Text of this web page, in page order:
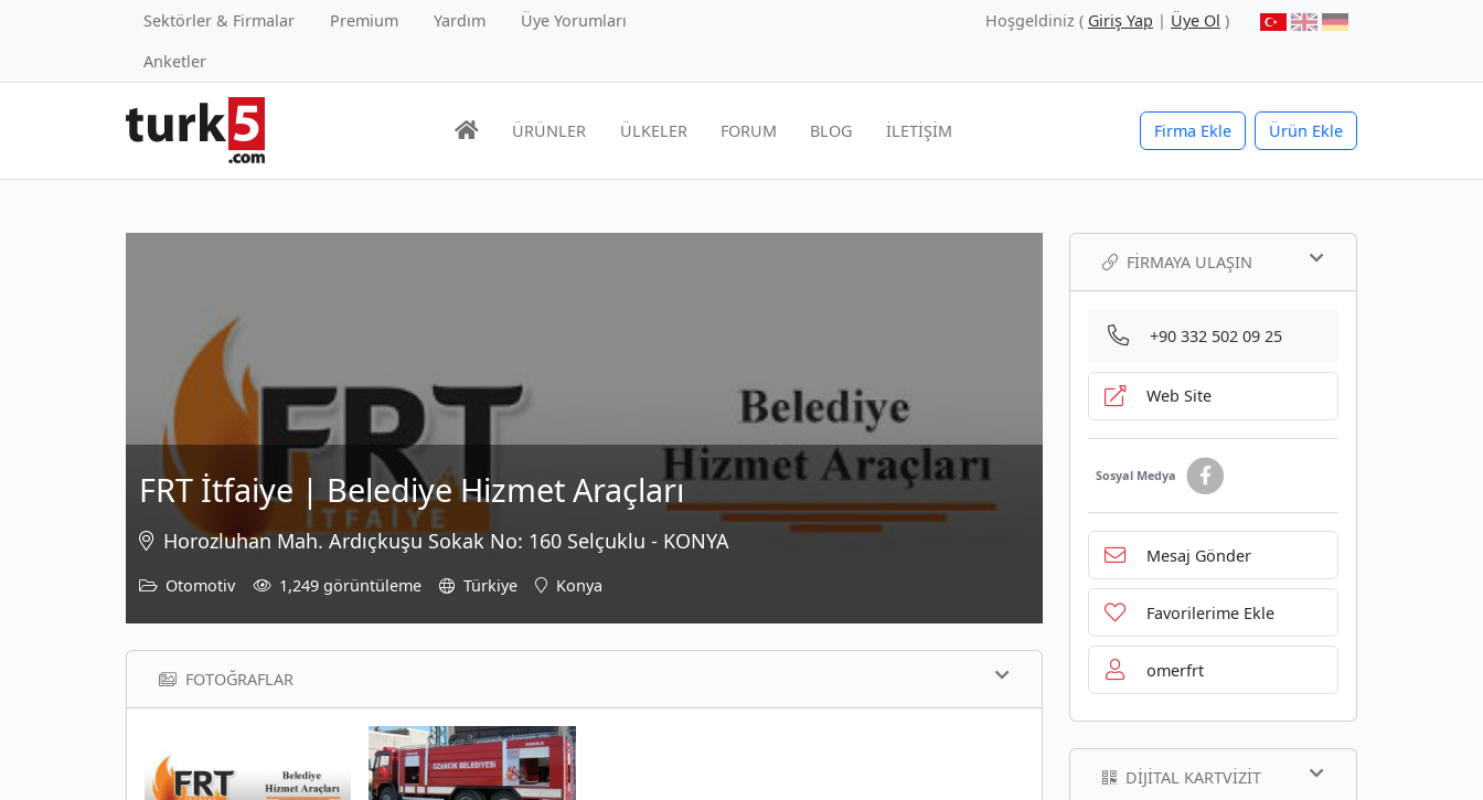
Sektörler & Firmalar Premium Yardım
Üye Yorumları
Anketler
Hoşgeldiniz ( Giriş Yap | Üye Ol )
Firma Ekle Ürün Ekle
ÜRÜNLER ÜLKELER FORUM BLOG İLETİŞİM
FRT İtfaiye | Belediye Hizmet Araçları
Horozluhan Mah. Ardıçkuşu Sokak No: 160 Selçuklu - KONYA
Otomotiv 1,249 görüntüleme Türkiye Konya
FOTOĞRAFLAR
FIRMAYA ULAŞIN
+90 332 502 09 25
Web Site
Sosyal Medya
Mesaj Gönder
Favorilerime Ekle
omerfrt
DIJITAL KARTVIZIT